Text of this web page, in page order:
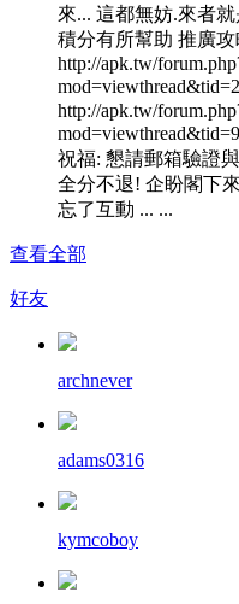
來... 這都無妨.來者
積分有所幫助 推廣
http://apk.tw/
http://apk.tw/
祝福: 懇請郵箱驗證
全分不退! 企盼閣下
忘了互動 ... ...
查看全部
好友
archnever
adams0316
kymcoboy